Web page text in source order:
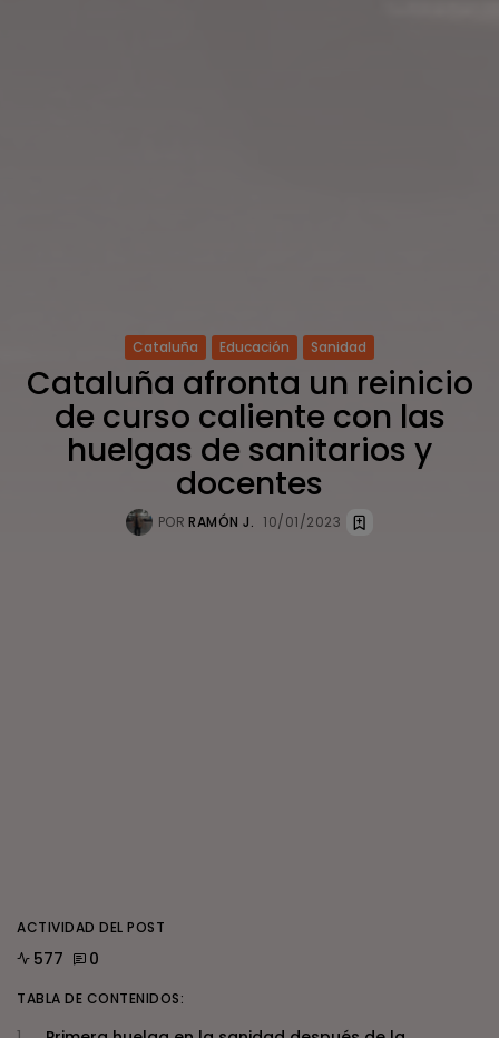
Cataluña Educación Sanidad
Cataluña afronta un reinicio
de curso caliente con las
huelgas de sanitarios y
docentes
POR RAMÓN J. 10/01/2023
ACTIVIDAD DEL POST
577 0
TABLA DE CONTENIDOS: